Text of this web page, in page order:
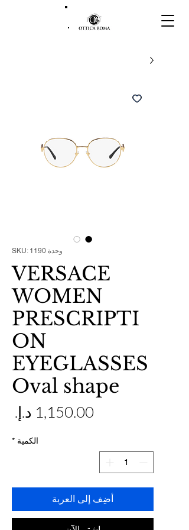
وحدة SKU: 1190
VERSACE
WOMEN
PRESCRIPTI
ON
EYEGLASSES
Oval shape
الكمية *
أضِف إلى العربة